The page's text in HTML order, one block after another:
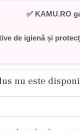
✅ KAMU.RO
de igienă și
nu este